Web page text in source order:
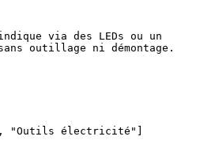
via des LEDs ou un
outillage ni démontage.
"Outils électricité"]